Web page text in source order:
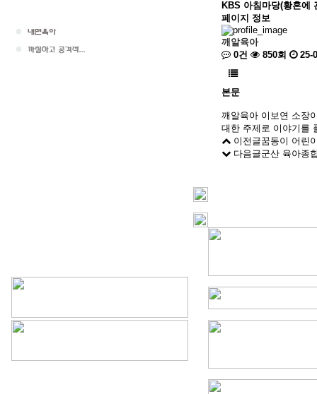
KBS 아침마당(황혼에
페이지 정보
깨알육아
0건
850회 25-
본문
깨알육아 이보연 소장
대한 주제로 이야기를
이전글꿈동이 어린
다음글군산 육아종